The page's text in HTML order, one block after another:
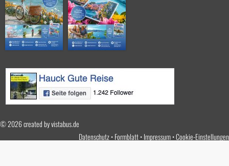
© 2026 created byvistabus.de
Datenschutz Formblatt Impressum Cookie-Einstellungen